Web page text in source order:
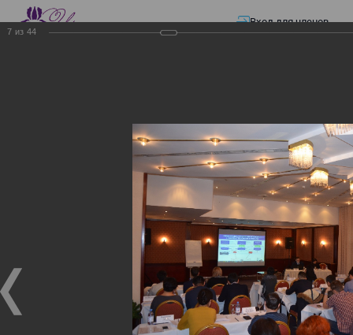
Вход для членов
Презентации—ЭЛЕКТРОННЫЕ СЧЕТА-ФАКТУРЫ.
ЭЛЕКТРОННЫЕ СЧЕТА-
ФАКТУРЫ. ВИРТУАЛЬНЫЙ
ЭЛЕКТРОННЫЕ СЧЕТА-ФАКТУРЫ. ВИРТУАЛЬНЫЙ
СКЛАД.
7 из 44